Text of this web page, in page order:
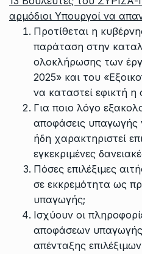
αρμόδιοι Υπουργοί να
Προτίθεται η
παράταση στην
ολοκλήρωσης των
2025» και του
να καταστεί εφικτή
Για ποιο λόγο
αποφάσεις υπαγωγής
ήδη χαρακτηριστεί
εγκεκριμένες
Πόσες επιλέξιμες
σε εκκρεμότητα ως
υπαγωγής;
Ισχύουν οι
αποφάσεων υπαγωγής
απένταξης